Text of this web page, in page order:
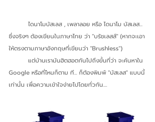
ซึ่งจริงๆ ต้องเขียนในภาษาไทย ว่า "บรัชเลสส์" (หากจะเอา
ให้ตรงตามภาษาอังกฤษที่เขียนว่า "Brushless")
Google หรือที่ไหนก็ตาม ที... ก็ต้องพิมพ์ "บัสเลส" แบบนี้
เท่านั้น เพื่อความเข้าใจง่ายไปโดยทั่วกัน....